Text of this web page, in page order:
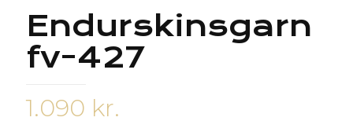
Endurskinsgarn
fv-427
1.090 kr.